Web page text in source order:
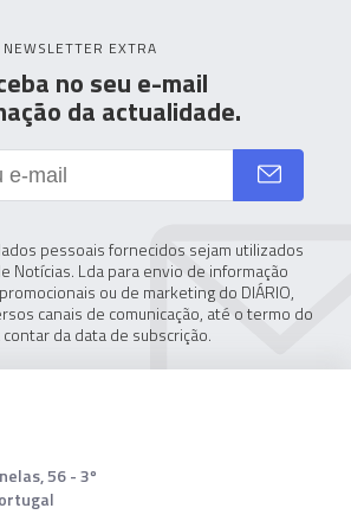
NEWSLETTER EXTRA
no seu e-mail
da actualidade.
pessoais fornecidos sejam utilizados
Notícias. Lda para envio de informação
ou de marketing do DIÁRIO,
canais de comunicação, até o termo do
da data de subscrição.
56 - 3º